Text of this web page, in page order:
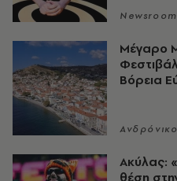
Newsroom
Μέγαρο
Βόρεια
Ακύλας:
θέση